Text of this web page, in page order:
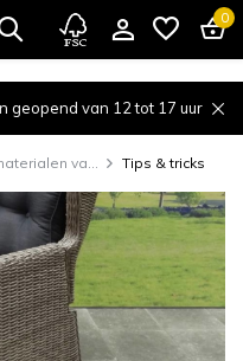
0
geopend van 12 tot 17 uur
va... Tips & tricks